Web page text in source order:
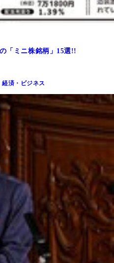
「ミニ株銘柄」15選!!
経済・ビジネス